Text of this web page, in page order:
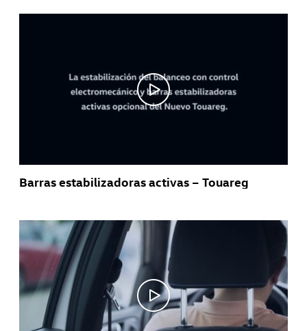
Barras estabilizadoras activas – Touareg